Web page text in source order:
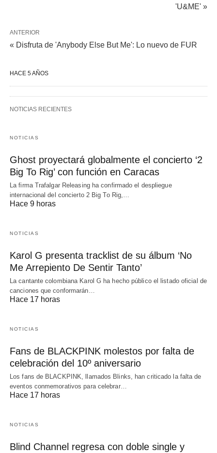
'U&ME' »
ANTERIOR
« Disfruta de 'Anybody Else But Me': Lo nuevo de FUR
HACE 5 AÑOS
NOTICIAS RECIENTES
NOTICIAS
Ghost proyectará globalmente el concierto ‘2
Big To Rig’ con función en Caracas
La firma Trafalgar Releasing ha confirmado el despliegue
internacional del concierto 2 Big To Rig,…
Hace 9 horas
NOTICIAS
Karol G presenta tracklist de su álbum ‘No
Me Arrepiento De Sentir Tanto’
La cantante colombiana Karol G ha hecho público el listado oficial de
canciones que conformarán…
Hace 17 horas
NOTICIAS
Fans de BLACKPINK molestos por falta de
celebración del 10º aniversario
Los fans de BLACKPINK, llamados Blinks, han criticado la falta de
eventos conmemorativos para celebrar…
Hace 17 horas
NOTICIAS
Blind Channel regresa con doble single y